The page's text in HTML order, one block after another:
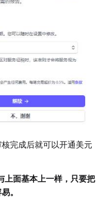
完成后就可以开通美元
面基本上一样，只要把
。